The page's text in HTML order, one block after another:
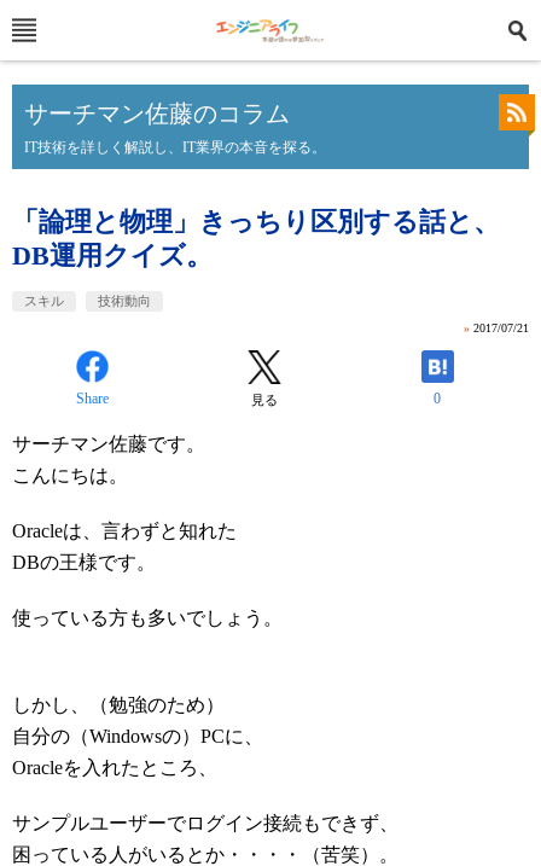
サーチマン佐藤のコラム
IT技術を詳しく解説し、IT業界の本音を探る。
「論理と物理」きっちり区別する話と、
DB運用クイズ。
スキル 技術動向
» 2017/07/21
Share 見る 0
サーチマン佐藤です。
こんにちは。
Oracleは、言わずと知れた
DBの王様です。
使っている方も多いでしょう。
しかし、（勉強のため）
自分の（Windowsの）PCに、
Oracleを入れたところ、
サンプルユーザーでログイン接続もできず、
困っている人がいるとか・・・・（苦笑）。